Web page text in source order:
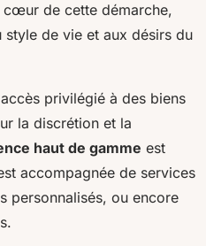
cœur de cette démarche,
de vie et aux désirs du
privilégié à des biens
la discrétion et la
haut de gamme est
accompagnée de services
personnalisés, ou encore